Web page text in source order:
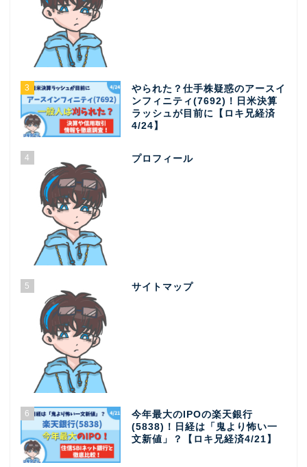
3
やられた？仕手株疑惑のアースイ
ンフィニティ(7692)！日米決算
ラッシュが目前に【ロキ兄経済
4/24】
4 プロフィール
5 サイトマップ
6
今年最大のIPOの楽天銀行
(5838)！日経は「鬼より怖い一
文新値」？【ロキ兄経済4/21】